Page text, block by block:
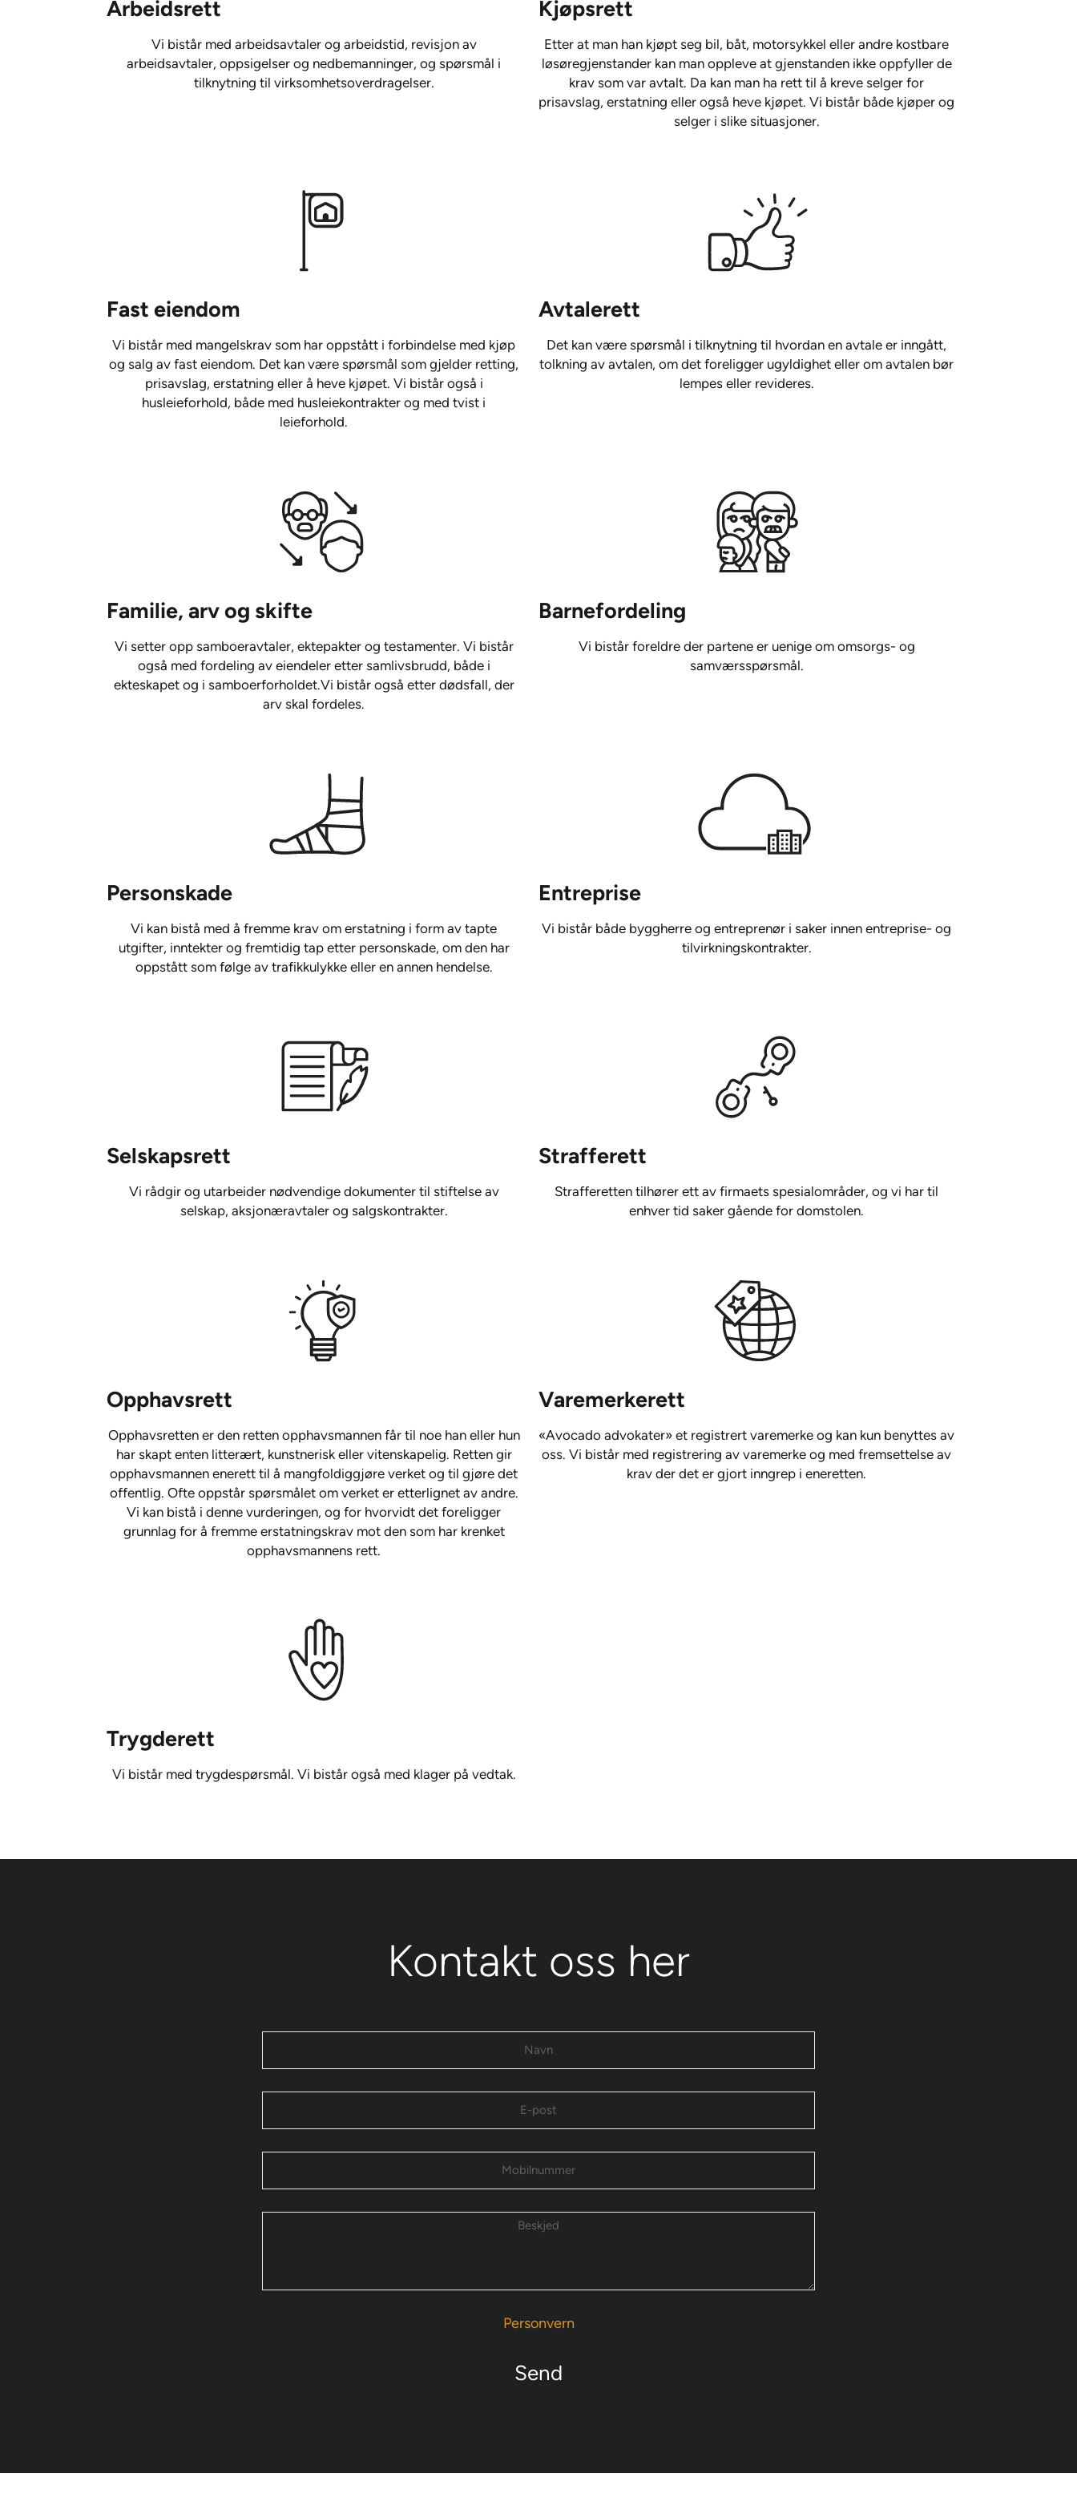
Arbeidsrett
Vi bistår med arbeidsavtaler og arbeidstid, revisjon av
arbeidsavtaler, oppsigelser og nedbemanninger, og spørsmål i
tilknytning til virksomhetsoverdragelser.
Kjøpsrett
Etter at man han kjøpt seg bil, båt, motorsykkel eller andre kostbare
løsøregjenstander kan man oppleve at gjenstanden ikke oppfyller de
krav som var avtalt. Da kan man ha rett til å kreve selger for
prisavslag, erstatning eller også heve kjøpet. Vi bistår både kjøper og
selger i slike situasjoner.
Fast eiendom
Vi bistår med mangelskrav som har oppstått i forbindelse med kjøp
og salg av fast eiendom. Det kan være spørsmål som gjelder retting,
prisavslag, erstatning eller å heve kjøpet. Vi bistår også i
husleieforhold, både med husleiekontrakter og med tvist i
leieforhold.
Avtalerett
Det kan være spørsmål i tilknytning til hvordan en avtale er inngått,
tolkning av avtalen, om det foreligger ugyldighet eller om avtalen bør
lempes eller revideres.
Familie, arv og skifte
Vi setter opp samboeravtaler, ektepakter og testamenter. Vi bistår
også med fordeling av eiendeler etter samlivsbrudd, både i
ekteskapet og i samboerforholdet.Vi bistår også etter dødsfall, der
arv skal fordeles.
Barnefordeling
Vi bistår foreldre der partene er uenige om omsorgs- og
samværsspørsmål.
Personskade
Vi kan bistå med å fremme krav om erstatning i form av tapte
utgifter, inntekter og fremtidig tap etter personskade, om den har
oppstått som følge av trafikkulykke eller en annen hendelse.
Entreprise
Vi bistår både byggherre og entreprenør i saker innen entreprise- og
tilvirkningskontrakter.
Selskapsrett
Vi rådgir og utarbeider nødvendige dokumenter til stiftelse av
selskap, aksjonæravtaler og salgskontrakter.
Strafferett
Strafferetten tilhører ett av firmaets spesialområder, og vi har til
enhver tid saker gående for domstolen.
Opphavsrett
Opphavsretten er den retten opphavsmannen får til noe han eller hun
har skapt enten litterært, kunstnerisk eller vitenskapelig. Retten gir
opphavsmannen enerett til å mangfoldiggjøre verket og til gjøre det
offentlig. Ofte oppstår spørsmålet om verket er etterlignet av andre.
Vi kan bistå i denne vurderingen, og for hvorvidt det foreligger
grunnlag for å fremme erstatningskrav mot den som har krenket
opphavsmannens rett.
Varemerkerett
«Avocado advokater» et registrert varemerke og kan kun benyttes av
oss. Vi bistår med registrering av varemerke og med fremsettelse av
krav der det er gjort inngrep i eneretten.
Trygderett
Vi bistår med trygdespørsmål. Vi bistår også med klager på vedtak.
Kontakt oss her
Personvern
Send